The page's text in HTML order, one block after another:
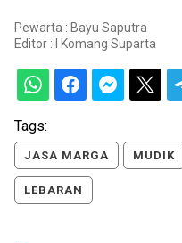
Pewarta : Bayu Saputra
Editor :
I Komang Suparta
Tags:
JASA MARGA MUDIK
LEBARAN